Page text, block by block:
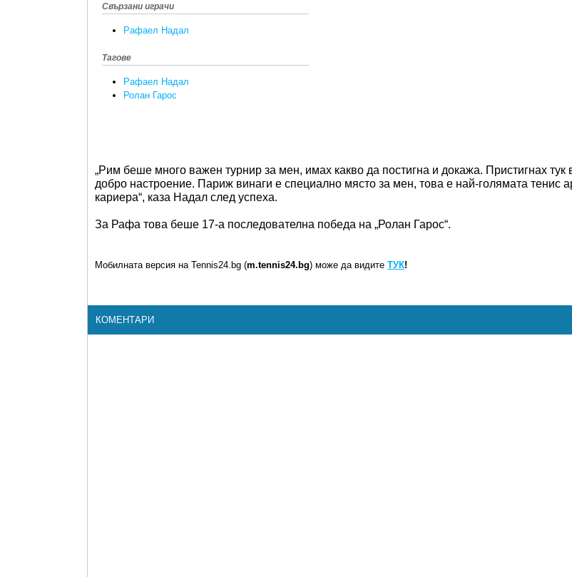
Свързани играчи
Рафаел Надал
Тагове
Рафаел Надал
Ролан Гарос
„Рим беше много важен турнир за мен, имах какво да постигна и докажа. Пристигнах тук
добро настроение. Париж винаги е специално място за мен, това е най-голямата тенис
кариера“, каза Надал след успеха.
За Рафа това беше 17-а последователна победа на „Ролан Гарос“.
Мобилната версия на Tennis24.bg (m.tennis24.bg) може да видите ТУК!
КОМЕНТАРИ